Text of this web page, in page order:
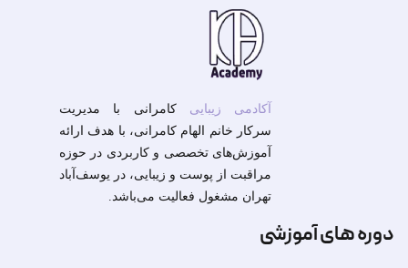
آکادمی زیبایی کامرانی با مدیریت
سرکار خانم الهام کامرانی، با هدف ارائه
آموزش‌های تخصصی و کاربردی در حوزه
مراقبت از پوست و زیبایی، در یوسف‌آباد
تهران مشغول فعالیت می‌باشد.
دوره های آموزشی